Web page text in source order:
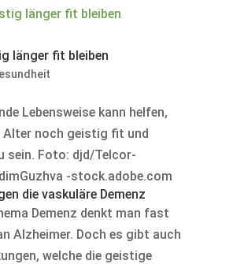
länger fit bleiben
Lebensweise kann helfen,
Alter noch geistig fit und
sein. Foto: djd/Telcor-
-stock.adobe.com
die vaskuläre Demenz
Demenz denkt man fast
Alzheimer. Doch es gibt auch
welche die geistige